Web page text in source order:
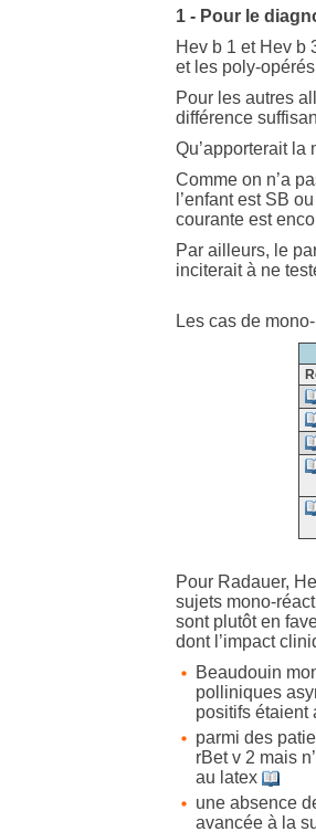
1 - Pour le
Hev b 1 et Hev b
et les poly-
Pour les autres
différence
Qu’apporterait la
Comme on n’a
l’enfant est SB
courante est
Par ailleurs, le
inciterait à ne
Les cas de
Pour Radauer,
sujets mono-
sont plutôt en
dont l’impact
Beaudouin
polliniques
positifs étaient
parmi des
rBet v 2 mais
au latex
une absence
avancée à la